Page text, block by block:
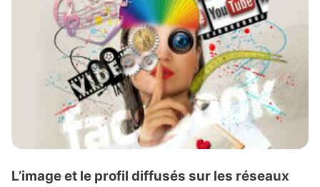
L’image et le profil diffusés sur les réseaux